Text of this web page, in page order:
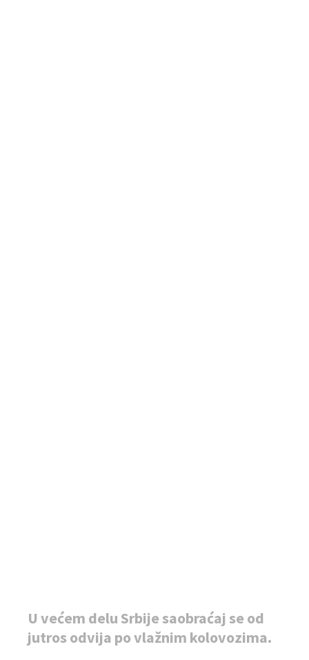
U većem delu Srbije saobraćaj se od
jutros odvija po vlažnim kolovozima.